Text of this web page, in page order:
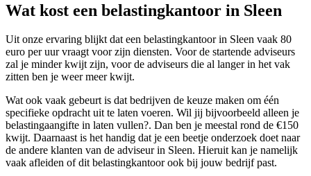
Wat kost een belastingkantoor in Sleen
Uit onze ervaring blijkt dat een belastingkantoor in Sleen vaak 80
euro per uur vraagt voor zijn diensten. Voor de startende adviseurs
zal je minder kwijt zijn, voor de adviseurs die al langer in het vak
zitten ben je weer meer kwijt.
Wat ook vaak gebeurt is dat bedrijven de keuze maken om één
specifieke opdracht uit te laten voeren. Wil jij bijvoorbeeld alleen je
belastingaangifte in laten vullen?. Dan ben je meestal rond de €150
kwijt. Daarnaast is het handig dat je een beetje onderzoek doet naar
de andere klanten van de adviseur in Sleen. Hieruit kan je namelijk
vaak afleiden of dit belastingkantoor ook bij jouw bedrijf past.